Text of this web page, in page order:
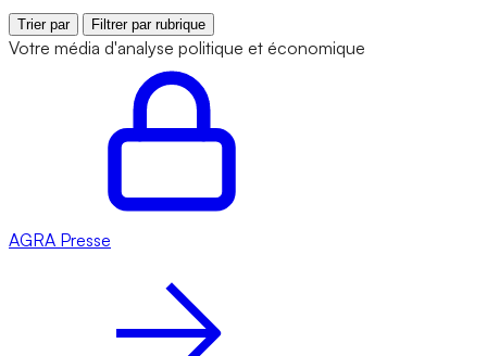
Trier par Filtrer par rubrique
Votre média d'analyse politique et économique
AGRA Presse